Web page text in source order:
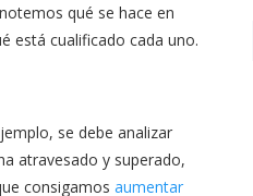
qué se hace en
está cualificado cada uno.
se debe analizar
atravesado y superado,
consigamos aumentar